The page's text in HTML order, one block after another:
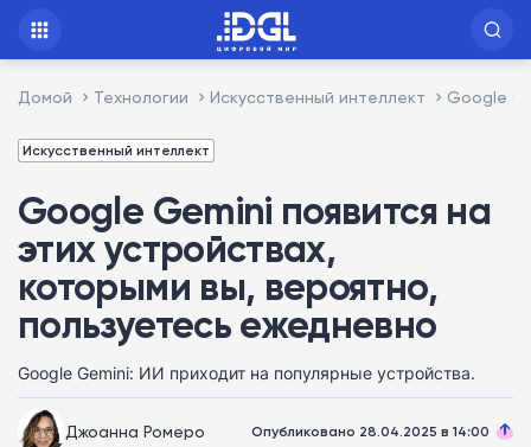
Домой Технологии Искусственный интеллект Google
Искусственный интеллект
Google Gemini появится на
этих устройствах,
которыми вы, вероятно,
пользуетесь ежедневно
Google Gemini: ИИ приходит на популярные устройства.
Джоанна Ромеро Опубликовано 28.04.2025 в 14:00